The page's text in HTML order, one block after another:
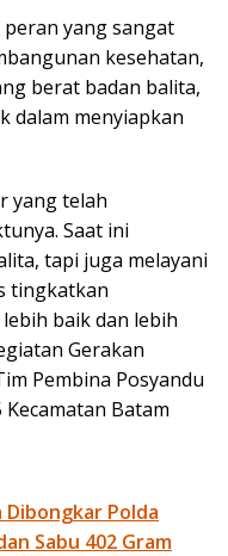
yang sangat
kesehatan,
berat badan balita,
dalam menyiapkan
yang telah
Saat ini
tapi juga melayani
tingkatkan
baik dan lebih
Gerakan
Pembina Posyandu
Batam
Dibongkar Polda
Sabu 402 Gram